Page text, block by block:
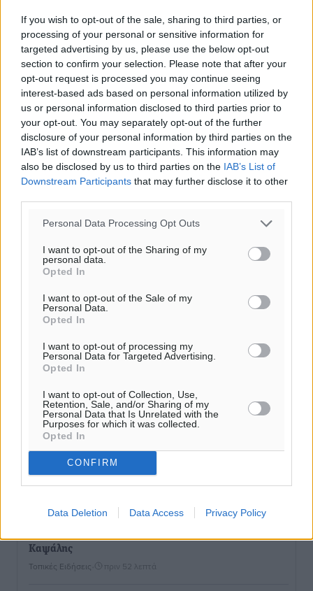
If you wish to opt-out of the sale, sharing to third parties, or
processing of your personal or sensitive information for
targeted advertising by us, please use the below opt-out
section to confirm your selection. Please note that after your
opt-out request is processed you may continue seeing
interest-based ads based on personal information utilized by
us or personal information disclosed to third parties prior to
your opt-out. You may separately opt-out of the further
disclosure of your personal information by third parties on the
IAB’s list of downstream participants. This information may
also be disclosed by us to third parties on the IAB’s List of
Downstream Participants that may further disclose it to other
Personal Data Processing Opt Outs
I want to opt-out of the Sharing of my
personal data.
Opted In
I want to opt-out of the Sale of my
Personal Data.
Opted In
I want to opt-out of processing my
Personal Data for Targeted Advertising.
Opted In
I want to opt-out of Collection, Use,
Retention, Sale, and/or Sharing of my
Personal Data that Is Unrelated with the
Purposes for which it was collected.
Opted In
CONFIRM
Data Deletion Data Access Privacy Policy
Ροή ειδήσεων
Έφυγε από τη ζωή ο επί σειρά ετών εφημέριος στον
Καψάλης
Τοπικές Ειδήσεις πριν 52 λεπτά